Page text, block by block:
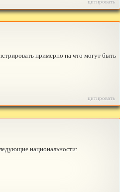
цитировать
примерно на что могут быть
цитировать
национальности: